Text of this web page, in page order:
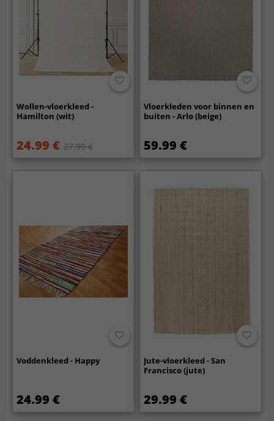
Wollen-vloerkleed -
Hamilton (wit)
24.99 € 27.99 €
Vloerkleden voor binnen en
buiten - Arlo (beige)
59.99 €
Voddenkleed - Happy
24.99 €
Jute-vloerkleed - San
Francisco (jute)
29.99 €